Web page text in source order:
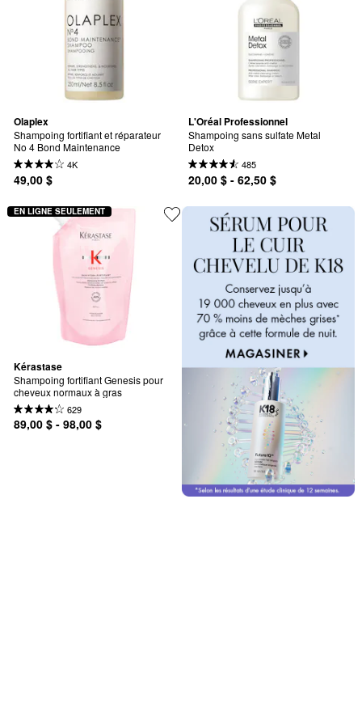
Olaplex
Shampoing fortifiant et réparateur
No 4 Bond Maintenance
4K
49,00 $
L'Oréal Professionnel
Shampoing sans sulfate Metal
Detox
485
20,00 $ - 62,50 $
Kérastase
Shampoing fortifiant Genesis pour
cheveux normaux à gras
629
89,00 $ - 98,00 $
EN LIGNE SEULEMENT